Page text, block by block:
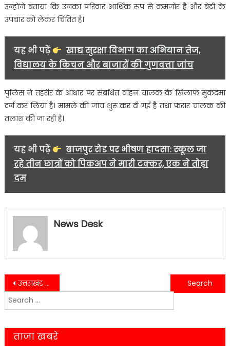
उन्होंने बताया कि उनका परिवार आर्थिक रूप से कमजोर है और बेटी के
उपचार को लेकर चिंतित है।
यह भी पढ़ें
खाद्य सुरक्षा विभाग का अभियान तेज,
विद्यालय के किचन और बाजारों की गुणवत्ता जांच
पुलिस ने तहरीर के आधार पर संबंधित वाहन चालक के खिलाफ मुकदमा
दर्ज कर लिया है। मामले की जांच शुरू कर दी गई है तथा फरार चालक की
तलाश की जा रही है।
यह भी पढ़ें
बाजपुर रोड पर भीषण हादसा: स्कूल जा
रहे तीन छात्रों को पिकअप ने मारी टक्कर, एक ने तोड़ा
दम
News Desk
Post
navigation
उत्तराखंड की धरती पर जवानों का सम्मान, राज्यपाल ने की वीरता की सराहना
नए गांव में स्वास्थ्य संकट, पीलिया के मामलों ने बढ़ाई प्रशासन की चिंता
Search
for:
ताजा खबरे